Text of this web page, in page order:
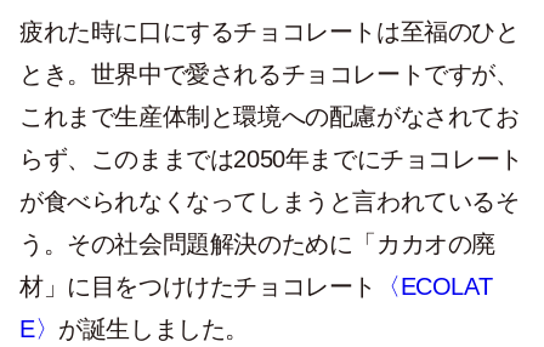
疲れた時に口にするチョコレートは至福のひと
とき。世界中で愛されるチョコレートですが、
これまで生産体制と環境への配慮がなされてお
らず、このままでは2050年までにチョコレート
が食べられなくなってしまうと言われているそ
う。その社会問題解決のために「カカオの廃
材」に目をつけけたチョコレート
〈ECOLAT
E〉 が誕生しました。